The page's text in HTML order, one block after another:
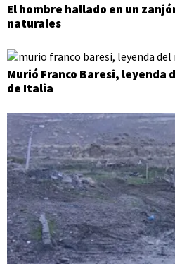
El hombre hallado en un
naturales
Murió Franco Baresi, leyenda
de Italia